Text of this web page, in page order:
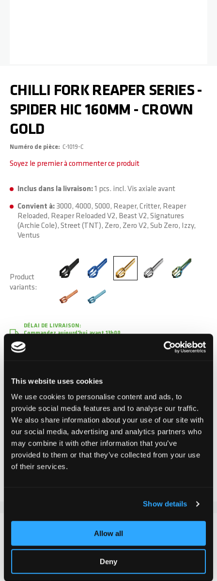
This website uses cookies
We use cookies to personalise content and ads, to
provide social media features and to analyse our traffic.
We also share information about your use of our site with
our social media, advertising and analytics partners who
may combine it with other information that you’ve
provided to them or that they’ve collected from your use
of their services.
Show details
Allow all
Deny
CHILLI FORK REAPER SERIES -
SPIDER HIC 160MM - CROWN
GOLD
Numéro de pièce C-1019-C
Soyez le premier à commenter ce produit
Inclus dans la livraison:1 pcs. incl. Vis axiale avant
Convient à: 3000, 4000, 5000, Reaper, Critter, Reaper
Reloaded, Reaper Reloaded V2, Beast V2, Signatures
(Archie Cole), Street (TNT), Zero, Zero V2, Sub Zero, Izzy,
Ventus
Product
variants
DÉLAI DE LIVRAISON:
Commandez aujourd'hui avant 13h00.
79,90 CHF
Ajouter au panier
Ajouter au comparateur
La Chilli Pro Scooter Pearl Fork en Crown Gold est
fabriquée en aluminium de haute qualité, très robuste